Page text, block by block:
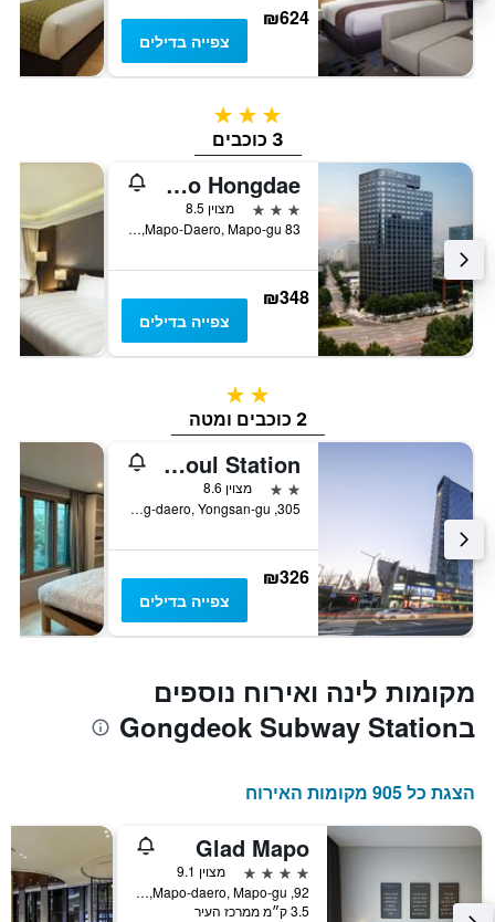
₪624
צפייה בדילים
3 כוכבים
3 כוכבים
Shilla Stay Mapo Hongdae
3 כוכבים
מצוין 8.5
83 Mapo-Daero, Mapo-gu, סיאול, דרום קוריאה
₪348
צפייה בדילים
2 כוכבים
2 כוכבים ומטה
Hotel The Designers Seoul Station
2 כוכבים
מצוין 8.6
305, Hangang-daero, Yongsan-gu, סיאול, דרום קוריאה
₪326
צפייה בדילים
מקומות לינה ואירוח נוספים
בGongdeok Subway Station
הצגת כל 905 מקומות האירוח
Glad Mapo
4 כוכבים
מצוין 9.1
92, Mapo-daero, Mapo-gu, סיאול, דרום קוריאה
3.5 ק״מ ממרכז העיר